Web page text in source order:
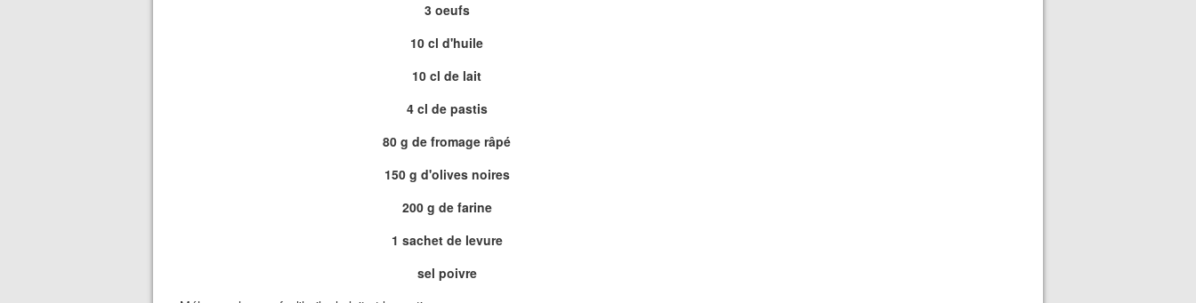
3 oeufs
10 cl d'huile
10 cl de lait
4 cl de pastis
80 g de fromage râpé
150 g d'olives noires
200 g de farine
1 sachet de levure
sel poivre